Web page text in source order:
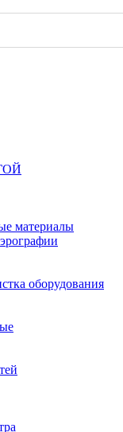
материалы
оборудования